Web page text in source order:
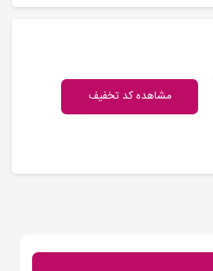
مشاهده کد تخفیف